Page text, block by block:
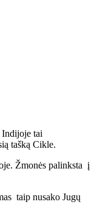
Indijoje tai
tašką Cikle.
Žmonės palinksta į
taip nusako Jugų